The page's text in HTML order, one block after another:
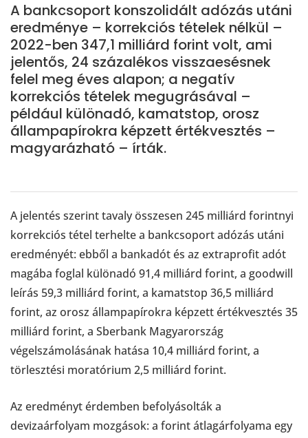
A bankcsoport konszolidált adózás utáni
eredménye – korrekciós tételek nélkül –
2022-ben 347,1 milliárd forint volt, ami
jelentős, 24 százalékos visszaesésnek
felel meg éves alapon; a negatív
korrekciós tételek megugrásával –
például különadó, kamatstop, orosz
állampapírokra képzett értékvesztés –
magyarázható – írták.
A jelentés szerint tavaly összesen 245 milliárd forintnyi
korrekciós tétel terhelte a bankcsoport adózás utáni
eredményét: ebből a bankadót és az extraprofit adót
magába foglal különadó 91,4 milliárd forint, a goodwill
leírás 59,3 milliárd forint, a kamatstop 36,5 milliárd
forint, az orosz állampapírokra képzett értékvesztés 35
milliárd forint, a Sberbank Magyarország
végelszámolásának hatása 10,4 milliárd forint, a
törlesztési moratórium 2,5 milliárd forint.
Az eredményt érdemben befolyásolták a
devizaárfolyam mozgások: a forint átlagárfolyama egy